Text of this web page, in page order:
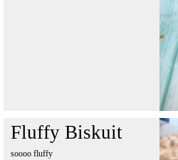
Fluffy Biskuit
soooo fluffy